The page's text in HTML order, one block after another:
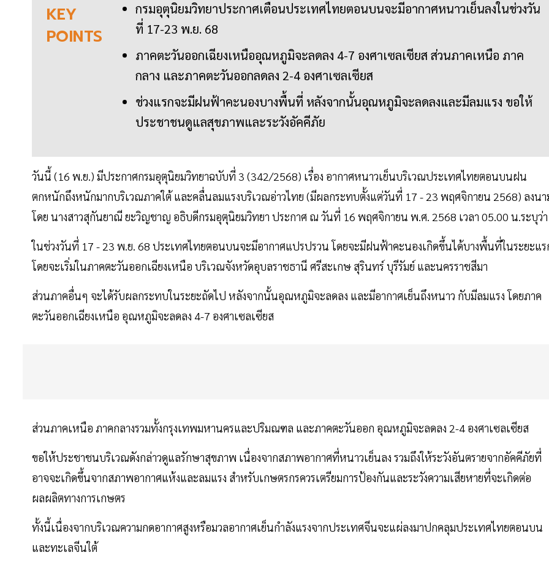
KEY
POINTS
กรมอุตุนิยมวิทยาประกาศเตือนประเทศไทยตอนบนจะมีอากาศหนาวเย็นลงในช่วงวัน
ที่ 17-23 พ.ย. 68
ภาคตะวันออกเฉียงเหนืออุณหภูมิจะลดลง 4-7 องศาเซลเซียส ส่วนภาคเหนือ ภาค
กลาง และภาคตะวันออกลดลง 2-4 องศาเซลเซียส
ช่วงแรกจะมีฝนฟ้าคะนองบางพื้นที่ หลังจากนั้นอุณหภูมิจะลดลงและมีลมแรง ขอให้
ประชาชนดูแลสุขภาพและระวังอัคคีภัย
วันนี้ (16 พ.ย.) มีประกาศกรมอุตุนิยมวิทยาฉบับที่ 3 (342/2568) เรื่อง อากาศหนาวเย็นบริเวณประเทศไทยตอนบนฝน
ตกหนักถึงหนักมากบริเวณภาคใต้ และคลื่นลมแรงบริเวณอ่าวไทย (มีผลกระทบตั้งแต่วันที่ 17 - 23 พฤศจิกายน 2568) ลงน
โดย นางสาวสุกันยาณี ยะวิญชาญ อธิบดีกรมอุตุนิยมวิทยา ประกาศ ณ วันที่ 16 พฤศจิกายน พ.ศ. 2568 เวลา 05.00 น.ระบุว่า
ในช่วงวันที่ 17 - 23 พ.ย. 68 ประเทศไทยตอนบนจะมีอากาศแปรปรวน โดยจะมีฝนฟ้าคะนองเกิดขึ้นได้บางพื้นที่ในระยะแ
โดยจะเริ่มในภาคตะวันออกเฉียงเหนือ บริเวณจังหวัดอุบลราชธานี ศรีสะเกษ สุรินทร์ บุรีรัมย์ และนครราชสีมา
ส่วนภาคอื่นๆ จะได้รับผลกระทบในระยะถัดไป หลังจากนั้นอุณหภูมิจะลดลง และมีอากาศเย็นถึงหนาว กับมีลมแรง โดยภาค
ตะวันออกเฉียงเหนือ อุณหภูมิจะลดลง 4-7 องศาเซลเซียส
ส่วนภาคเหนือ ภาคกลางรวมทั้งกรุงเทพมหานครและปริมณฑล และภาคตะวันออก อุณหภูมิจะลดลง 2-4 องศาเซลเซียส
ขอให้ประชาชนบริเวณดังกล่าวดูแลรักษาสุขภาพ เนื่องจากสภาพอากาศที่หนาวเย็นลง รวมถึงให้ระวังอันตรายจากอัคคีภัยที่
อาจจะเกิดขึ้นจากสภาพอากาศแห้งและลมแรง สำหรับเกษตรกรควรเตรียมการป้องกันและระวังความเสียหายที่จะเกิดต่อ
ผลผลิตทางการเกษตร
ทั้งนี้เนื่องจากบริเวณความกดอากาศสูงหรือมวลอากาศเย็นกำลังแรงจากประเทศจีนจะแผ่ลงมาปกคลุมประเทศไทยตอนบน
และทะเลจีนใต้